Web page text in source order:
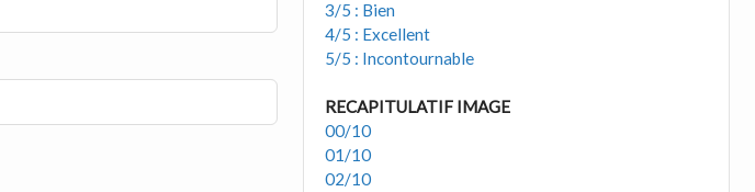
3/5 : Bien
4/5 : Excellent
5/5 : Incontournable
RECAPITULATIF IMAGE
00/10
01/10
02/10